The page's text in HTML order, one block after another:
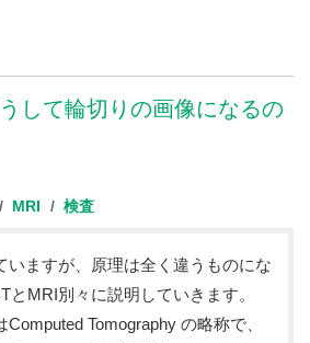
して輪切りの画像になるの
MRI 検査
いますが、原理は全く違うものにな
とMRI別々に説明していきます。
Tomography の略称で、